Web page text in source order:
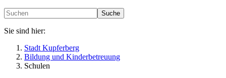
Suche
Sie sind hier:
Stadt Kupferberg
Bildung und Kinderbetreuung
Schulen